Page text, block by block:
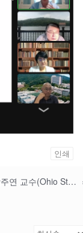
인쇄
제36차 데이터 사이언스 포럼: 박주연 교수(Ohio State University)